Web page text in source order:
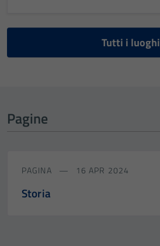
Tutti i luoghi
Pagine
PAGINA 16 APR 2024
Storia